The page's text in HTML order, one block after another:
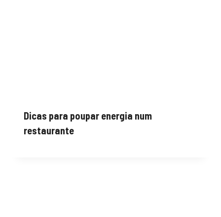
Dicas para poupar energia num
restaurante